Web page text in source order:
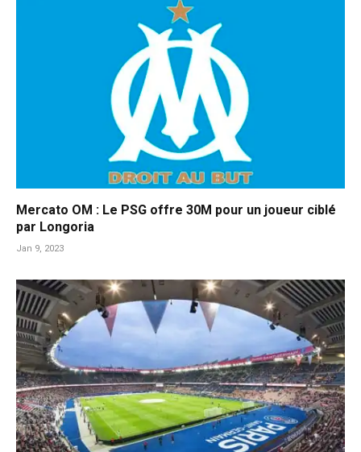
Mercato OM : Le PSG offre 30M pour un joueur ciblé
par Longoria
Jan 9, 2023